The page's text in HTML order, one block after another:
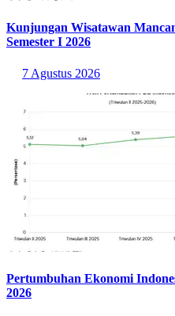
Kunjungan Wisatawan
Semester I 2026
7 Agustus 2026
Pertumbuhan Ekonomi
2026